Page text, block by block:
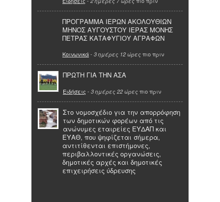
ΠΡΟΓΡΑΜΜΑ ΙΕΡΩΝ ΑΚΟΛΟΥΘΙΩΝ
ΜΗΝΟΣ ΑΥΓΟΥΣΤΟΥ ΙΕΡΑΣ ΜΟΝΗΣ
ΠΕΤΡΑΣ ΚΑΤΑΦΥΓΙΟΥ ΑΓΡΑΦΩΝ
Κοινωνικά- 3 ημέρες 12 ώρες πιο πριν
ΠΡΩΤΗ ΓΙΑ ΤΗΝ ΑΣΑ
Ειδήσεις - 3 ημέρες 22 ώρες πιο πριν
Στο νομοσχέδιο για την απορρόφηση
των δημοτικών φορέων από τις
ανώνυμες εταιρείες ΕΥΔΑΠ και
ΕΥΑΘ, που ψηφίζεται σήμερα,
αντιτίθενται επιστήμονες,
περιβαλλοντικές οργανώσεις,
δημοτικές αρχές και δημοτικές
επιχειρήσεις ύδρευσης